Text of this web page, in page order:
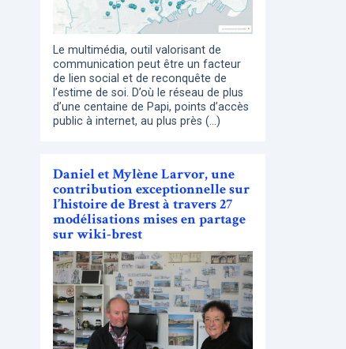
Le multimédia, outil valorisant de
communication peut être un facteur
de lien social et de reconquête de
l’estime de soi. D’où le réseau de plus
d’une centaine de Papi, points d’accès
public à internet, au plus près (…)
Daniel et Mylène Larvor, une
contribution exceptionnelle sur
l’histoire de Brest à travers 27
modélisations mises en partage
sur wiki-brest